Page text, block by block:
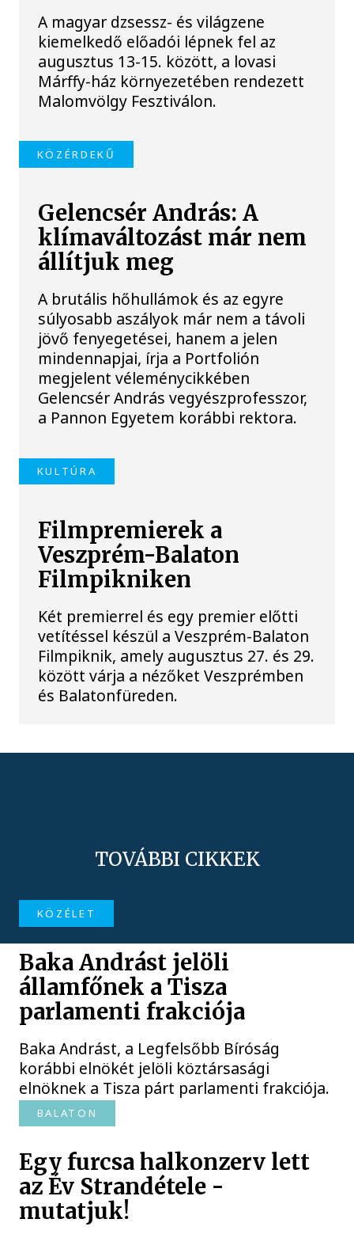
A magyar dzsessz- és világzene
kiemelkedő előadói lépnek fel az
augusztus 13-15. között, a lovasi
Márffy-ház környezetében rendezett
Malomvölgy Fesztiválon.
KÖZÉRDEKŰ
Gelencsér András: A
klímaváltozást már nem
állítjuk meg
A brutális hőhullámok és az egyre
súlyosabb aszályok már nem a távoli
jövő fenyegetései, hanem a jelen
mindennapjai, írja a Portfolión
megjelent véleménycikkében
Gelencsér András vegyészprofesszor,
a Pannon Egyetem korábbi rektora.
KULTÚRA
Filmpremierek a
Veszprém-Balaton
Filmpikniken
Két premierrel és egy premier előtti
vetítéssel készül a Veszprém-Balaton
Filmpiknik, amely augusztus 27. és 29.
között várja a nézőket Veszprémben
és Balatonfüreden.
TOVÁBBI CIKKEK
KÖZÉLET
Baka Andrást jelöli
államfőnek a Tisza
parlamenti frakciója
Baka Andrást, a Legfelsőbb Bíróság
korábbi elnökét jelöli köztársasági
elnöknek a Tisza párt parlamenti frakciója.
BALATON
Egy furcsa halkonzerv lett
az Év Strandétele -
mutatjuk!